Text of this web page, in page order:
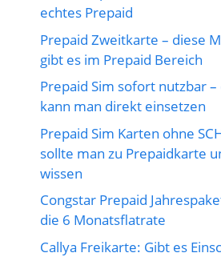
echtes Prepaid
Prepaid Zweitkarte – diese
gibt es im Prepaid Bereich
Prepaid Sim sofort nutzbar
kann man direkt einsetzen
Prepaid Sim Karten ohne
sollte man zu Prepaidkarte
wissen
Congstar Prepaid
die 6 Monatsflatrate
Callya Freikarte: Gibt es